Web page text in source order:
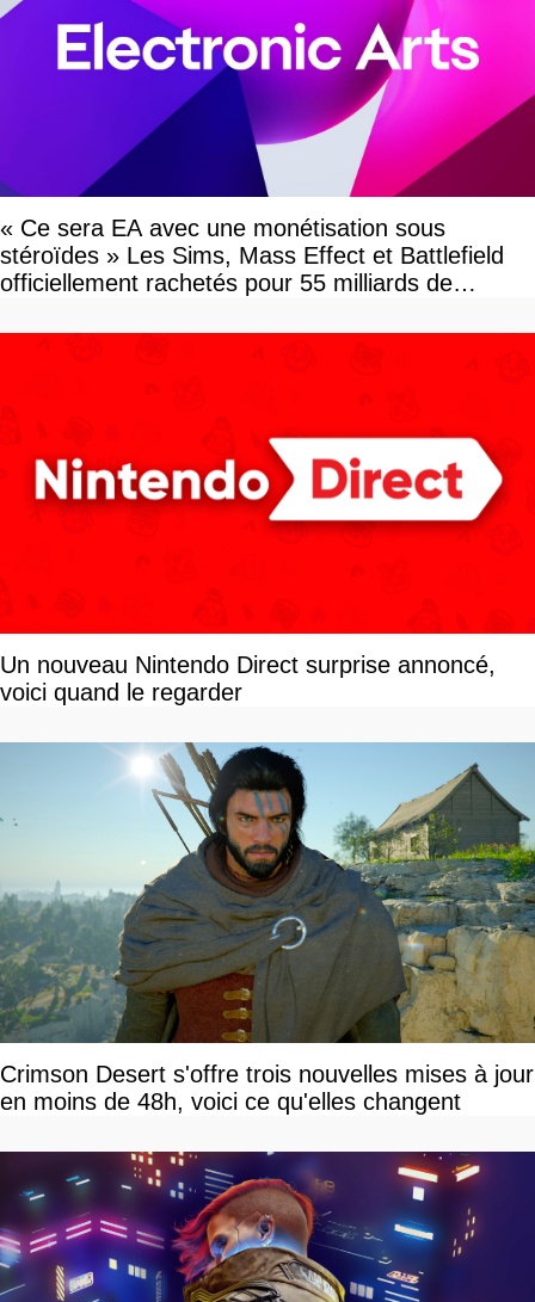
« Ce sera EA avec une monétisation sous
stéroïdes » Les Sims, Mass Effect et Battlefield
officiellement rachetés pour 55 milliards de
Un nouveau Nintendo Direct surprise annoncé,
voici quand le regarder
Crimson Desert s'offre trois nouvelles mises à jour
en moins de 48h, voici ce qu'elles changent